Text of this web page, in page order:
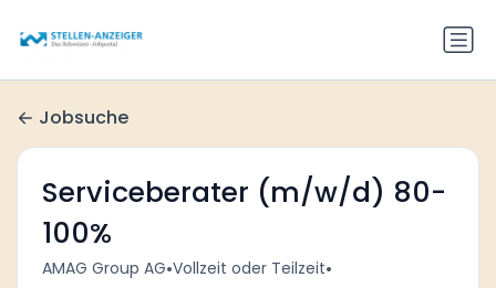
Jobsuche
Serviceberater (m/w/d) 80-
100%
AMAG Group AG•Vollzeit oder Teilzeit•